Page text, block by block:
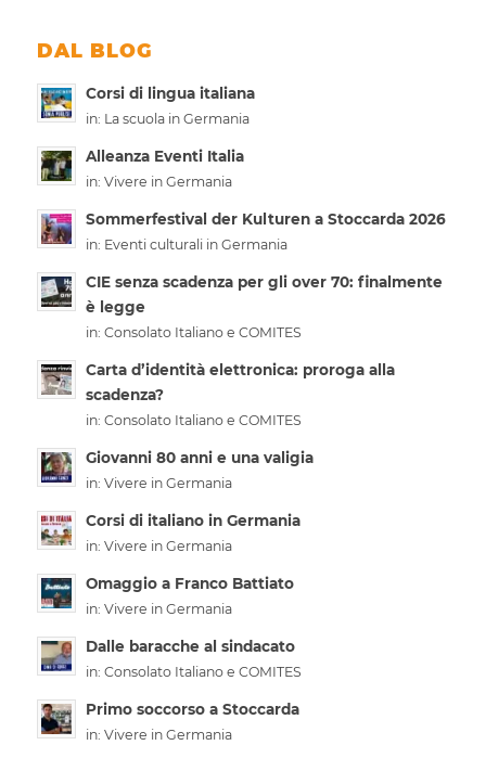
DAL BLOG
Corsi di lingua italiana
in: La scuola in Germania
Alleanza Eventi Italia
in: Vivere in Germania
Sommerfestival der Kulturen a Stoccarda 2026
in: Eventi culturali in Germania
CIE senza scadenza per gli over 70: finalmente
è legge
in: Consolato Italiano e COMITES
Carta d’identità elettronica: proroga alla
scadenza?
in: Consolato Italiano e COMITES
Giovanni 80 anni e una valigia
in: Vivere in Germania
Corsi di italiano in Germania
in: Vivere in Germania
Omaggio a Franco Battiato
in: Vivere in Germania
Dalle baracche al sindacato
in: Consolato Italiano e COMITES
Primo soccorso a Stoccarda
in: Vivere in Germania